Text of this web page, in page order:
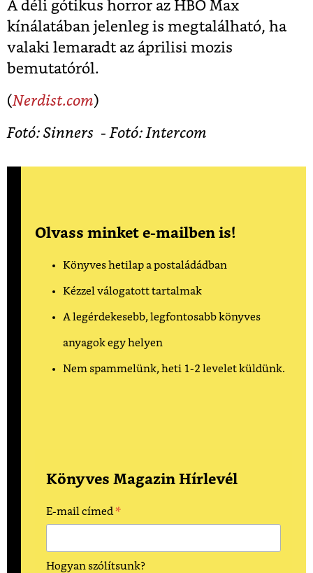
A déli gótikus horror az HBO Max
kínálatában jelenleg is megtalálható, ha
valaki lemaradt az áprilisi mozis
bemutatóról.
(Nerdist.com)
Fotó: Sinners - Fotó: Intercom
Olvass minket e-mailben is!
Könyves hetilap a postaládádban
Kézzel válogatott tartalmak
A legérdekesebb, legfontosabb könyves
anyagok egy helyen
Nem spammelünk, heti 1-2 levelet küldünk.
Könyves Magazin Hírlevél
E-mail címed*
Hogyan szólítsunk?